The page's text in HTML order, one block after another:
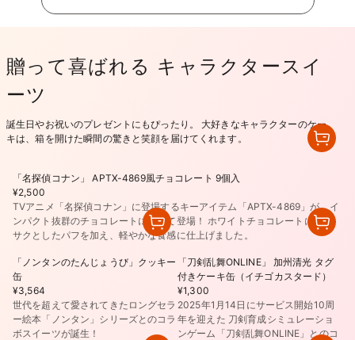
贈って喜ばれる キャラクタースイ
ーツ
誕生日やお祝いのプレゼントにもぴったり。 大好きなキャラクターのケー
キは、箱を開けた瞬間の驚きと笑顔を届けてくれます。
「名探偵コナン」 APTX-4869風チョコレート 9個入
¥2,500
TVアニメ「名探偵コナン」に登場するキーアイテム「APTX-4869」が、イ
ンパクト抜群のチョコレートになって登場！ ホワイトチョコレートにサク
サクとしたパフを加え、軽やかな食感に仕上げました。
「ノンタンのたんじょうび」クッキー
缶
¥3,564
世代を超えて愛されてきたロングセラ
ー絵本「ノンタン」シリーズとのコラ
ボスイーツが誕生！
「刀剣乱舞ONLINE」 加州清光 タグ
付きケーキ缶（イチゴカスタード）
¥1,300
2025年1月14日にサービス開始10周
年を迎えた 刀剣育成シミュレーショ
ンゲーム「刀剣乱舞ONLINE」とのコ